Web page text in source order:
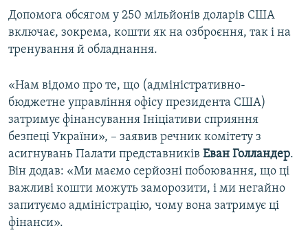
Допомога обсягом у 250 мільйонів доларів США
включає, зокрема, кошти як на озброєння, так і на
тренування й обладнання.
«Нам відомо про те, що (адміністративно-
бюджетне управління офісу президента США)
затримує фінансування Ініціативи сприяння
безпеці України», – заявив речник комітету з
асигнувань Палати представників Еван Голландер.
Він додав: «Ми маємо серйозні побоювання, що ці
важливі кошти можуть заморозити, і ми негайно
запитуємо адміністрацію, чому вона затримує ці
фінанси».